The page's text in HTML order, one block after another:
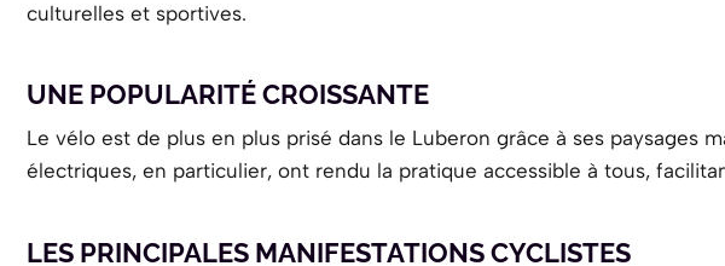
culturelles et sportives.
UNE POPULARITÉ CROISSANTE
Le vélo est de plus en plus prisé dans le Luberon grâce à ses paysages
électriques, en particulier, ont rendu la pratique accessible à tous,
LES PRINCIPALES MANIFESTATIONS CYCLISTES